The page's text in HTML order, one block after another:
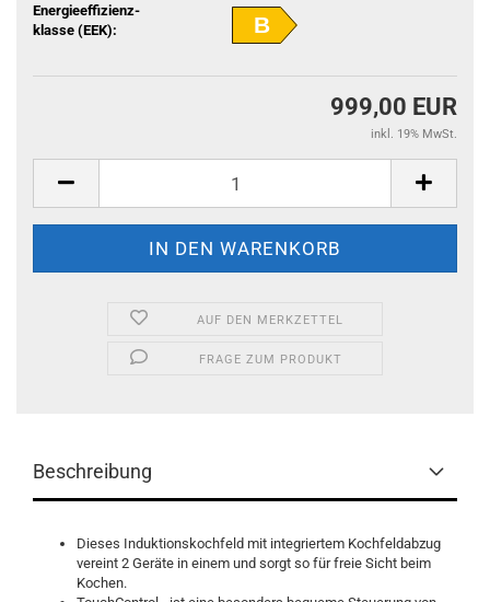
Energieeffizienz-
klasse (EEK):
B
999,00 EUR
inkl. 19% MwSt.
AUF DEN MERKZETTEL
FRAGE ZUM PRODUKT
Beschreibung
Dieses Induktionskochfeld mit integriertem Kochfeldabzug
vereint 2 Geräte in einem und sorgt so für freie Sicht beim
Kochen.